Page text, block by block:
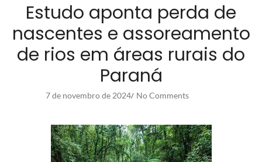
Estudo aponta perda de
nascentes e assoreamento
de rios em áreas rurais do
Paraná
7 de novembro de 2024/ No Comments